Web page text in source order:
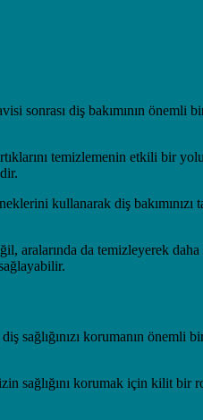
sonrası diş bakımının önemli
temizlemenin etkili bir
kullanarak diş
aralarında da temizleyerek
sağlığınızı korumanın
sağlığını korumak için kilit